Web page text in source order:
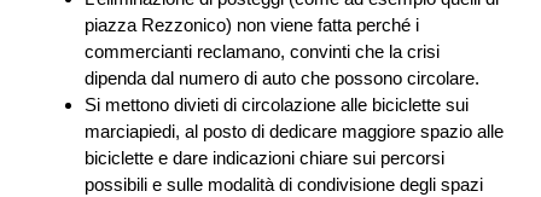
piazza Rezzonico) non viene fatta perché i
commercianti reclamano, convinti che la crisi
dipenda dal numero di auto che possono circolare.
Si mettono divieti di circolazione alle biciclette sui
marciapiedi, al posto di dedicare maggiore spazio alle
biciclette e dare indicazioni chiare sui percorsi
possibili e sulle modalità di condivisione degli spazi